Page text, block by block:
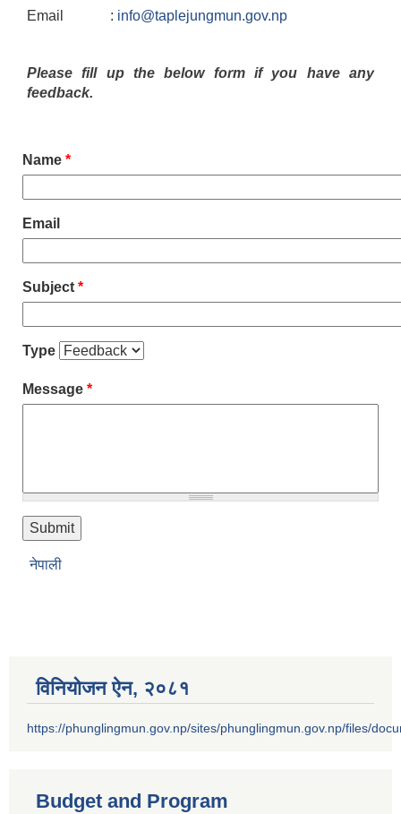
Email : info@taplejungmun.gov.np
Please fill up the below form if you have any
feedback.
Name *
Email
Subject *
Type
Message *
नेपाली
विनियोजन ऐन‚ २०८१
https://phunglingmun.gov.np/sites/phunglingmun.gov.np/files/
Budget and Program